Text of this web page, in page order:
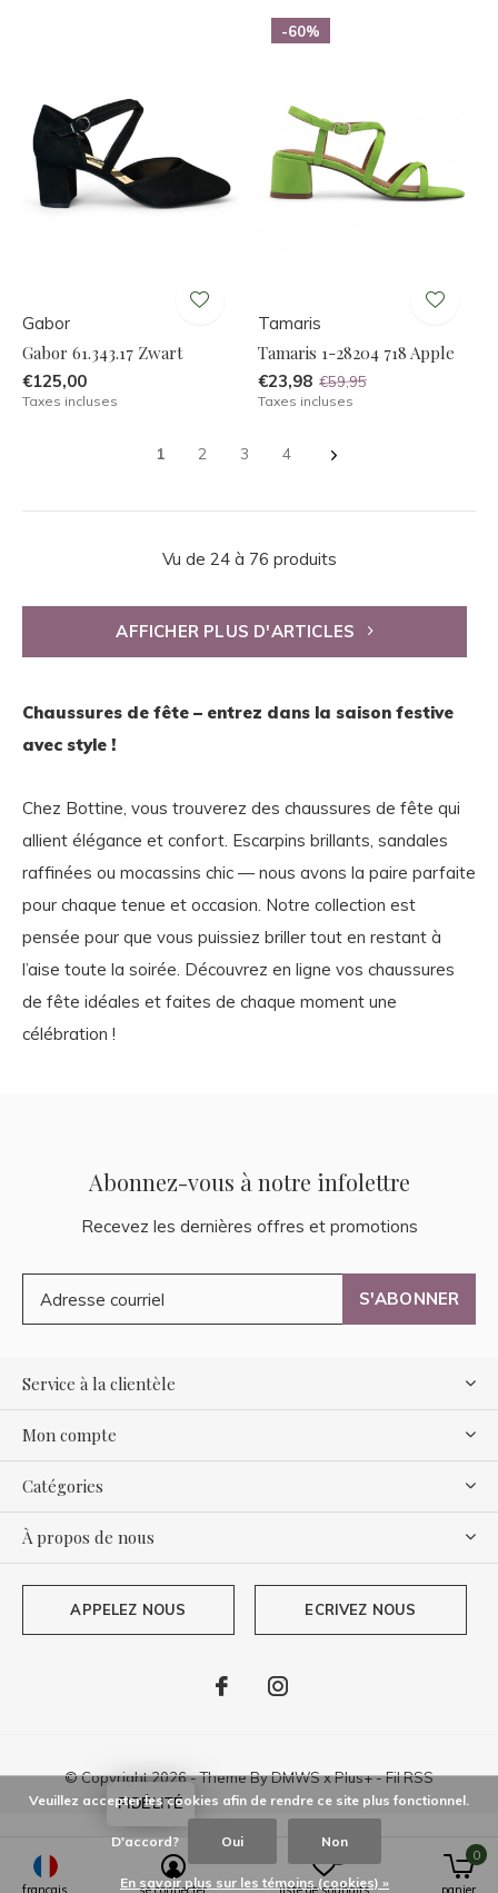
Gabor
Gabor 61.343.17 Zwart
€125,00
Taxes incluses
-60%
Tamaris
Tamaris 1-28204 718 Apple
€23,98 €59,95
Taxes incluses
1 2 3 4
Vu de 24 à 76 produits
AFFICHER PLUS D'ARTICLES
Chaussures de fête – entrez dans la saison festive
avec style !
Chez Bottine, vous trouverez des chaussures de fête qui
allient élégance et confort. Escarpins brillants, sandales
raffinées ou mocassins chic — nous avons la paire parfaite
pour chaque tenue et occasion. Notre collection est
pensée pour que vous puissiez briller tout en restant à
l’aise toute la soirée. Découvrez en ligne vos chaussures
de fête idéales et faites de chaque moment une
célébration !
Abonnez-vous à notre infolettre
Recevez les dernières offres et promotions
S'ABONNER
Service à la clientèle
Mon compte
Catégories
À propos de nous
APPELEZ NOUS ECRIVEZ NOUS
© Copyright2026- Theme ByDMWSxPlus+-Fil RSS
français se connecter liste de souhaits panier
0
Veuillez accepter les cookies afin de rendre ce site plus fonctionnel.
D'accord? Oui Non
En savoir plus sur les témoins (cookies) »
FIDÉLITÉ